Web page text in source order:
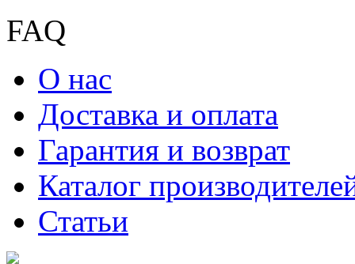
FAQ
О нас
Доставка и оплата
Гарантия и возврат
Каталог
Статьи